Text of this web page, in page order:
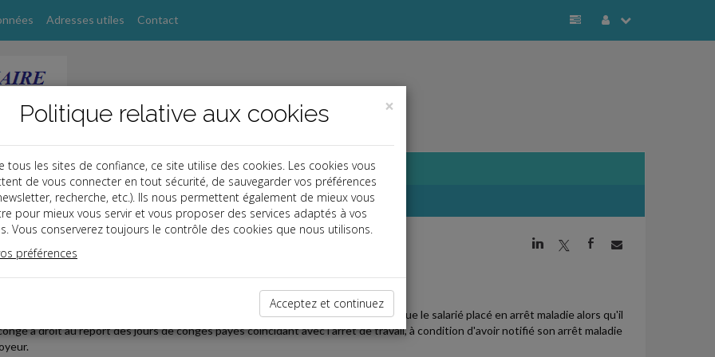
Adresses utiles Contact
j a b
10-02
PENDANT LES CONGÉS PAYÉS : LE REPORT EST DE 15 MOIS
2025, la Cour de cassation a opéré un virage à 180 degrés en décidant que le salarié placé en arrêt maladie alors qu'il
a droit au report des jours de congés payés coïncidant avec l'arrêt de travail, à condition d'avoir notifié son arrêt maladie
×
Politique relative aux cookies
tous les sites de confiance, ce site utilise des cookies. Les cookies vous
de vous connecter en tout sécurité, de sauvegarder vos préférences
recherche, etc.). Ils nous permettent également de mieux vous
pour mieux vous servir et vous proposer des services adaptés à vos
Vous conserverez toujours le contrôle des cookies que nous utilisons.
préférences
Acceptez et continuez